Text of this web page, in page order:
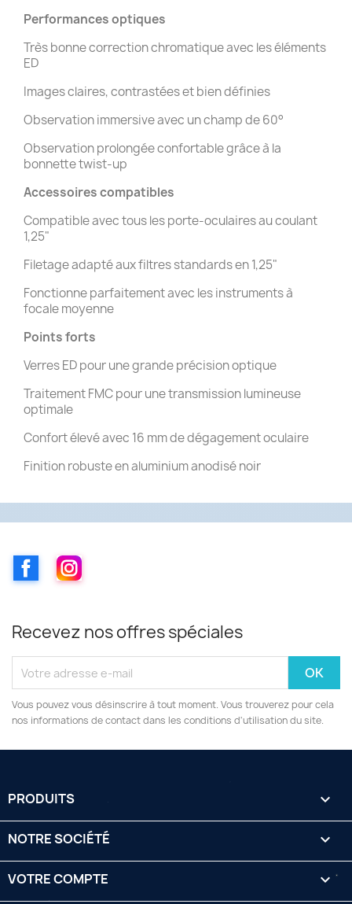
Performances optiques
Très bonne correction chromatique avec les éléments
ED
Images claires, contrastées et bien définies
Observation immersive avec un champ de 60°
Observation prolongée confortable grâce à la
bonnette twist-up
Accessoires compatibles
Compatible avec tous les porte-oculaires au coulant
1,25"
Filetage adapté aux filtres standards en 1,25"
Fonctionne parfaitement avec les instruments à
focale moyenne
Points forts
Verres ED pour une grande précision optique
Traitement FMC pour une transmission lumineuse
optimale
Confort élevé avec 16 mm de dégagement oculaire
Finition robuste en aluminium anodisé noir
FacebookInstagram
Recevez nos offres spéciales
Vous pouvez vous désinscrire à tout moment. Vous trouverez pour cela
nos informations de contact dans les conditions d'utilisation du site.
PRODUITS 
NOTRE SOCIÉTÉ 
VOTRE COMPTE 